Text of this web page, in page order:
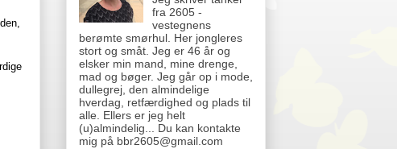
fra 2605 -
vestegnens
berømte smørhul. Her jongleres
stort og småt. Jeg er 46 år og
elsker min mand, mine drenge,
mad og bøger. Jeg går op i mode,
dullegrej, den almindelige
hverdag, retfærdighed og plads til
alle. Ellers er jeg helt
(u)almindelig... Du kan kontakte
mig på bbr2605@gmail.com